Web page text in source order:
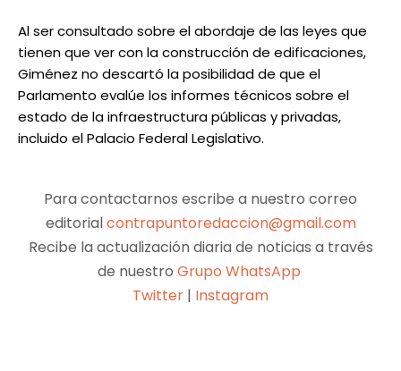
Al ser consultado sobre el abordaje de las leyes que
tienen que ver con la construcción de edificaciones,
Giménez no descartó la posibilidad de que el
Parlamento evalúe los informes técnicos sobre el
estado de la infraestructura públicas y privadas,
incluido el Palacio Federal Legislativo.
Para contactarnos escribe a nuestro correo
editorialcontrapuntoredaccion@gmail.com
Recibe la actualización diaria de noticias a través
de nuestro Grupo WhatsApp
Twitter | Instagram